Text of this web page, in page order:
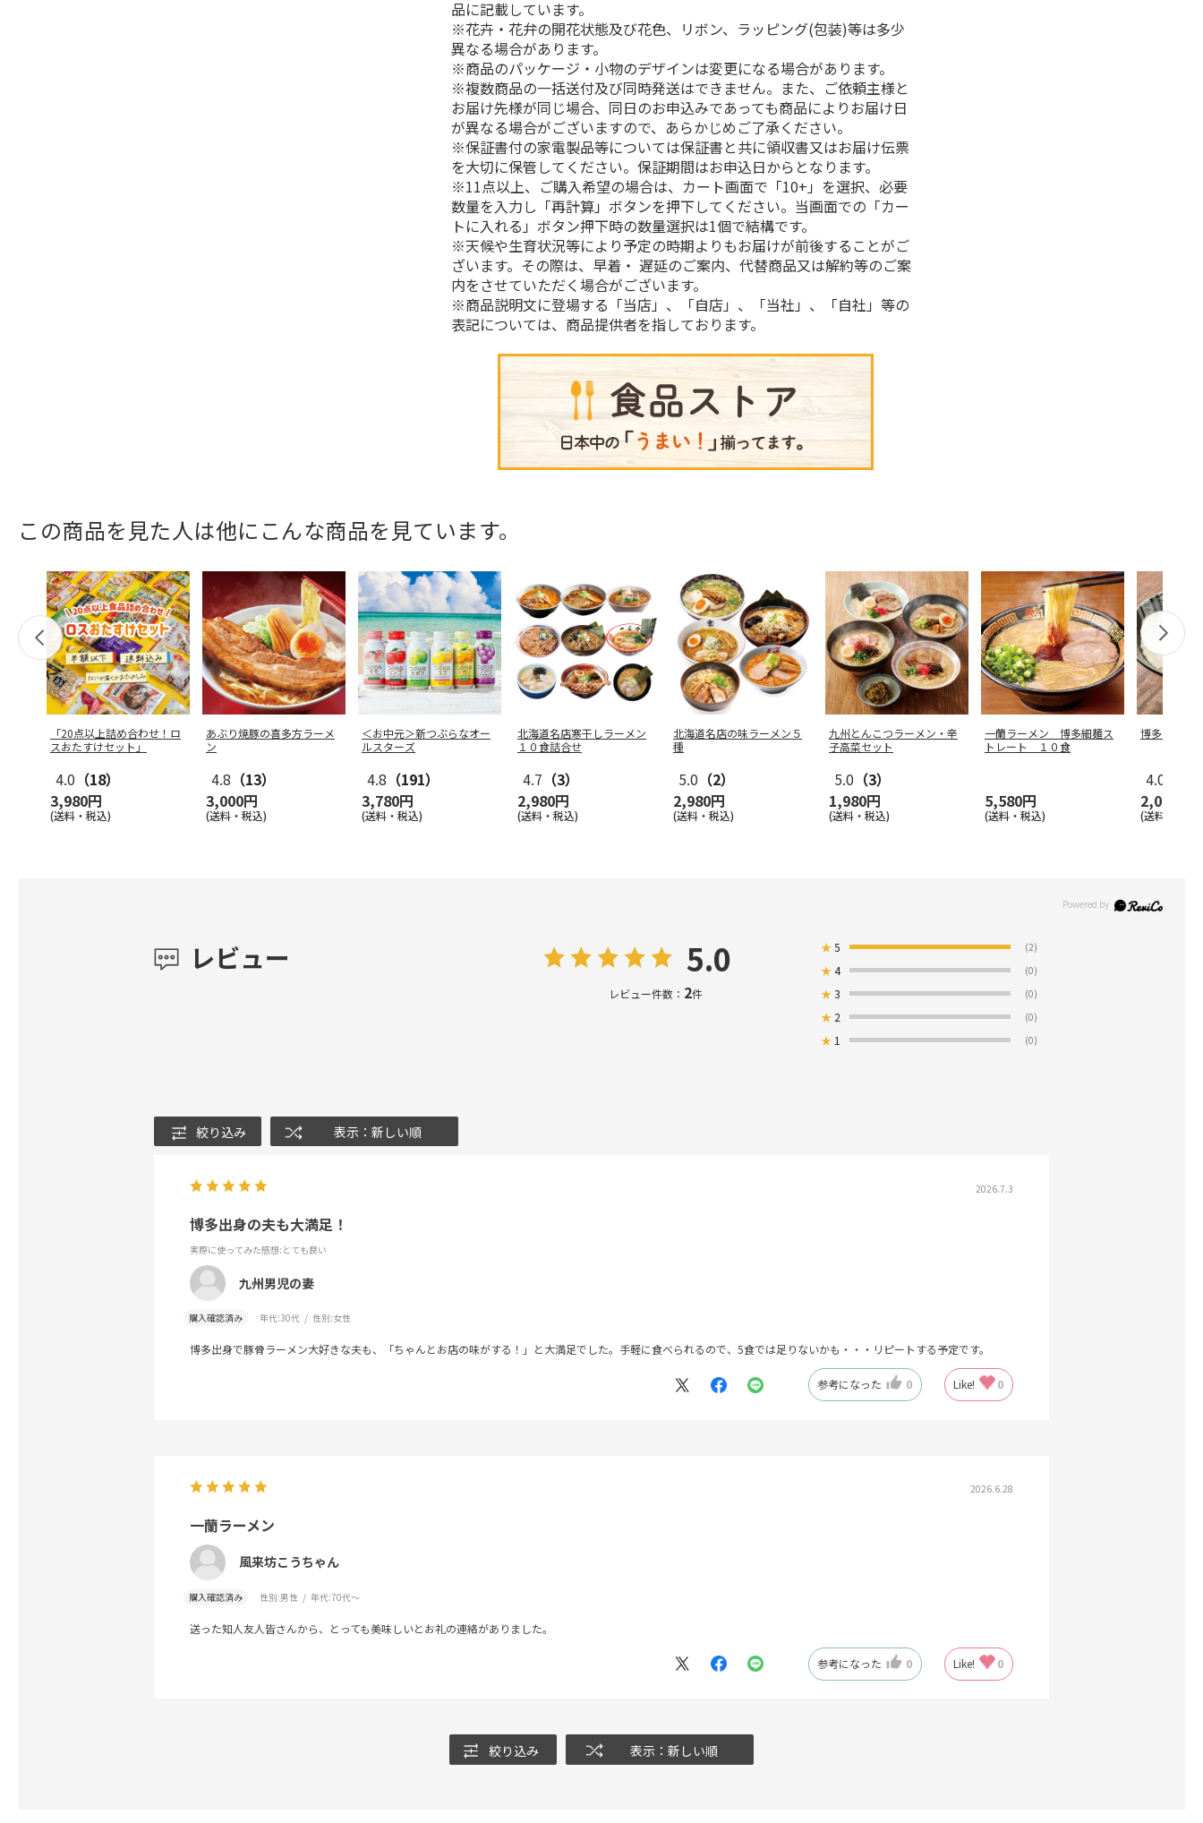
品に記載しています。
※花卉・花弁の開花状態及び花色、リボン、ラッピング(包装)等は多少
異なる場合があります。
※商品のパッケージ・小物のデザインは変更になる場合があります。
※複数商品の一括送付及び同時発送はできません。また、ご依頼主様と
お届け先様が同じ場合、同日のお申込みであっても商品によりお届け日
が異なる場合がございますので、あらかじめご了承ください。
※保証書付の家電製品等については保証書と共に領収書又はお届け伝票
を大切に保管してください。保証期間はお申込日からとなります。
※11点以上、ご購入希望の場合は、カート画面で「10+」を選択、必要
数量を入力し「再計算」ボタンを押下してください。当画面での「カー
トに入れる」ボタン押下時の数量選択は1個で結構です。
※天候や生育状況等により予定の時期よりもお届けが前後することがご
ざいます。その際は、早着・ 遅延のご案内、代替商品又は解約等のご案
内をさせていただく場合がございます。
※商品説明文に登場する「当店」、「自店」、「当社」、「自社」等の
表記については、商品提供者を指しております。
この商品を見た人は他にこんな商品を見ています。
「20点以上詰め合わせ！ロ
スおたすけセット」
4.0 （18）
3,980円
(送料・税込)
あぶり焼豚の喜多方ラーメ
ン
4.8 （13）
3,000円
(送料・税込)
＜お中元＞新つぶらなオー
ルスターズ
4.8 （191）
3,780円
(送料・税込)
北海道名店寒干しラーメン
１０食詰合せ
4.7 （3）
2,980円
(送料・税込)
北海道名店の味ラーメン５
種
5.0 （2）
2,980円
(送料・税込)
九州とんこつラーメン・辛
子高菜セット
5.0 （3）
1,980円
(送料・税込)
一蘭ラーメン 博多細麺ス
トレート １０食
5,580円
(送料・税込)
博多一双ラ
4.0
2,090円
(送料・税込)
レビュー 5.0
レビュー件数： 2件
★5 (2)
★4 (0)
★3 (0)
★ 2 (0)
★ 1 (0)
絞り込み 表示：新しい順
2026.7.3
博多出身の夫も大満足！
実際に使ってみた感想:とても良い
九州男児の妻
購入確認済み 年代:30代 性別:女性
博多出身で豚骨ラーメン大好きな夫も、「ちゃんとお店の味がする！」と大満足でした。手軽に食べられるので、5食では足りないかも・・・リピートする予定です。
参考になった 0 Like! 0
2026.6.28
一蘭ラーメン
風来坊こうちゃん
購入確認済み 性別:男性 年代:70代～
送った知人友人皆さんから、とっても美味しいとお礼の連絡がありました。
参考になった 0 Like! 0
絞り込み 表示：新しい順